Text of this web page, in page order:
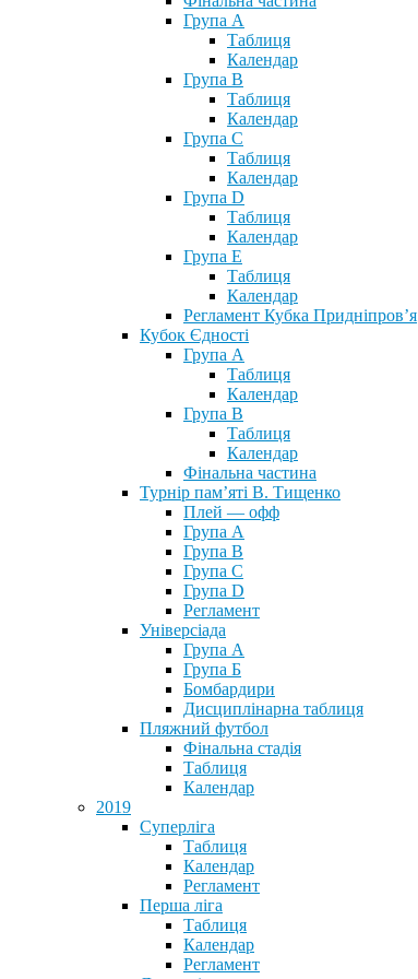
Група А
Таблиця
Календар
Група В
Таблиця
Календар
Група С
Таблиця
Календар
Група D
Таблиця
Календар
Група Е
Таблиця
Календар
Регламент Кубка Придніпров’я
Кубок Єдності
Група А
Таблиця
Календар
Група В
Таблиця
Календар
Фінальна частина
Турнір пам’яті В. Тищенко
Плей — офф
Група А
Група B
Група С
Група D
Регламент
Універсіада
Група А
Група Б
Бомбардири
Дисциплінарна таблиця
Пляжний футбол
Фінальна стадія
Таблиця
Календар
2019
Суперліга
Таблиця
Календар
Регламент
Перша ліга
Таблиця
Календар
Регламент